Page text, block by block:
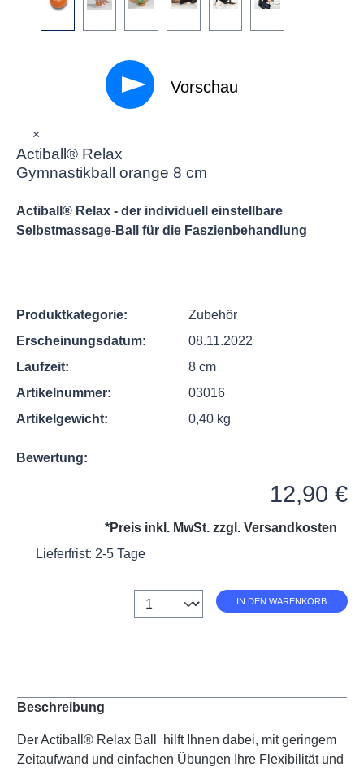
Vorschau
×
Actiball® Relax
Gymnastikball orange 8 cm
Actiball® Relax - der individuell einstellbare
Selbstmassage-Ball für die Faszienbehandlung
Produktkategorie:
Zubehör
Erscheinungsdatum:
08.11.2022
Laufzeit:
8 cm
Artikelnummer:
03016
Artikelgewicht:
0,40 kg
Bewertung:
12,90 €
*Preis inkl. MwSt. zzgl. Versandkosten
Lieferfrist: 2-5 Tage
Anzahl IN DEN WARENKORB
Beschreibung
Der Actiball® Relax Ball hilft Ihnen dabei, mit geringem
Zeitaufwand und einfachen Übungen Ihre Flexibilität und